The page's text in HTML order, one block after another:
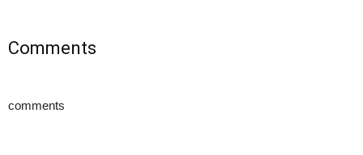
Comments
comments